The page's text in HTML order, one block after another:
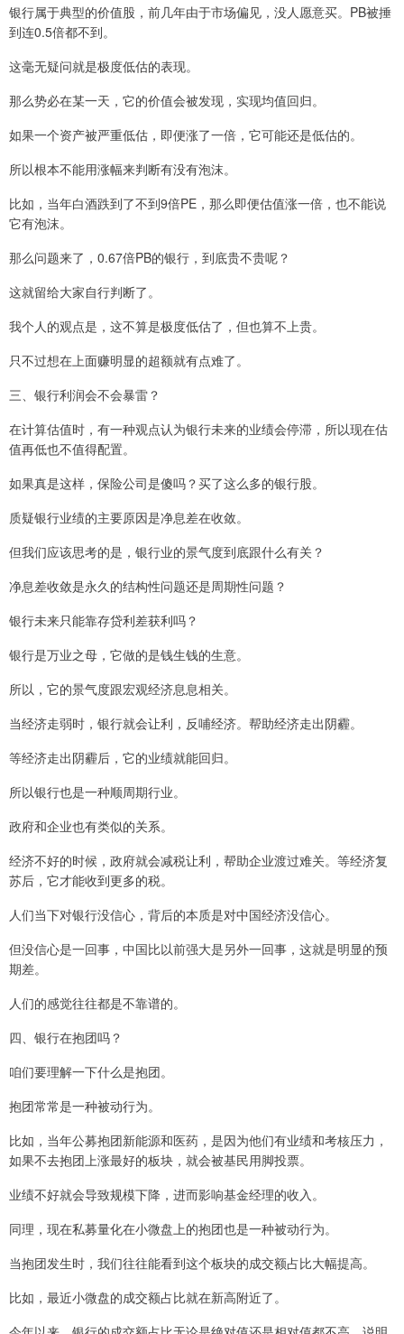
银行属于典型的价值股，前几年由于市场偏见，没人愿意买。PB被捶
到连0.5倍都不到。
这毫无疑问就是极度低估的表现。
那么势必在某一天，它的价值会被发现，实现均值回归。
如果一个资产被严重低估，即便涨了一倍，它可能还是低估的。
所以根本不能用涨幅来判断有没有泡沫。
比如，当年白酒跌到了不到9倍PE，那么即便估值涨一倍，也不能说
它有泡沫。
那么问题来了，0.67倍PB的银行，到底贵不贵呢？
这就留给大家自行判断了。
我个人的观点是，这不算是极度低估了，但也算不上贵。
只不过想在上面赚明显的超额就有点难了。
三、银行利润会不会暴雷？
在计算估值时，有一种观点认为银行未来的业绩会停滞，所以现在估
值再低也不值得配置。
如果真是这样，保险公司是傻吗？买了这么多的银行股。
质疑银行业绩的主要原因是净息差在收敛。
但我们应该思考的是，银行业的景气度到底跟什么有关？
净息差收敛是永久的结构性问题还是周期性问题？
银行未来只能靠存贷利差获利吗？
银行是万业之母，它做的是钱生钱的生意。
所以，它的景气度跟宏观经济息息相关。
当经济走弱时，银行就会让利，反哺经济。帮助经济走出阴霾。
等经济走出阴霾后，它的业绩就能回归。
所以银行也是一种顺周期行业。
政府和企业也有类似的关系。
经济不好的时候，政府就会减税让利，帮助企业渡过难关。等经济复
苏后，它才能收到更多的税。
人们当下对银行没信心，背后的本质是对中国经济没信心。
但没信心是一回事，中国比以前强大是另外一回事，这就是明显的预
期差。
人们的感觉往往都是不靠谱的。
四、银行在抱团吗？
咱们要理解一下什么是抱团。
抱团常常是一种被动行为。
比如，当年公募抱团新能源和医药，是因为他们有业绩和考核压力，
如果不去抱团上涨最好的板块，就会被基民用脚投票。
业绩不好就会导致规模下降，进而影响基金经理的收入。
同理，现在私募量化在小微盘上的抱团也是一种被动行为。
当抱团发生时，我们往往能看到这个板块的成交额占比大幅提高。
比如，最近小微盘的成交额占比就在新高附近了。